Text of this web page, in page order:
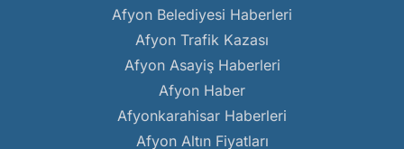
Afyon Belediyesi Haberleri
Afyon Trafik Kazası
Afyon Asayiş Haberleri
Afyon Haber
Afyonkarahisar Haberleri
Afyon Altın Fiyatları